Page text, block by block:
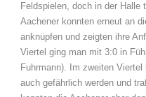
Feldspielen, doch in der Halle
Aachener konnten erneut an
anknüpfen und zeigten ihre
Viertel ging man mit 3:0 in
Fuhrmann). Im zweiten
auch gefährlich werden und